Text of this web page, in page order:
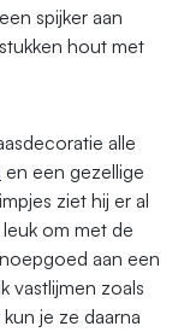
spijker aan
hout met
alle
en een gezellige
ziet hij er al
om met de
aan een
vastlijmen zoals
je ze daarna